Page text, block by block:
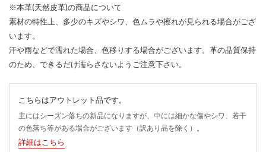
※本革(天然皮革)の商品について
素材の特性上、多少のキズやシワ、色ムラや擦れが見られる場合がござ
います。
汗や雨などで濡れた場合、色移りする場合がございます。革の品質保持
のため、できるだけ濡らさないようご注意下さい。
こちらはアウトレット品です。
主にはシーズン落ちの新品になりますが、中には細かな傷やシワ、若干
の色落ち等がある場合がございます（訳あり品を除く）。
詳細はこちら